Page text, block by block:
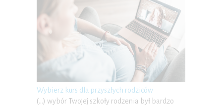
Wybierz kurs dla przyszłych rodziców
(…) wybór Twojej szkoły rodzenia był bardzo